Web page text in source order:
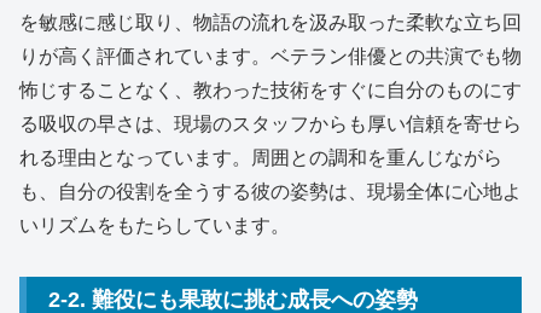
を敏感に感じ取り、物語の流れを汲み取った柔軟な立ち回
りが高く評価されています。ベテラン俳優との共演でも物
怖じすることなく、教わった技術をすぐに自分のものにす
る吸収の早さは、現場のスタッフからも厚い信頼を寄せら
れる理由となっています。周囲との調和を重んじながら
も、自分の役割を全うする彼の姿勢は、現場全体に心地よ
いリズムをもたらしています。
2-2. 難役にも果敢に挑む成長への姿勢